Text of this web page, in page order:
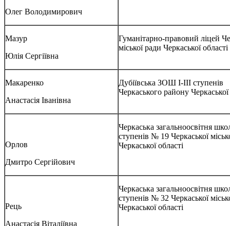
Олег Володимирович
Мазур
Юлія Сергіївна
Гуманітарно-правовий ліцей
міської ради Черкаської області
Макаренко
Анастасія Іванівна
Дубіївська ЗОШ І-ІІІ ступенів
Черкаського району Черкаської
Орлов
Дмитро Сергійович
Черкаська загальноосвітня
ступенів № 19 Черкаської
Черкаської області
Рець
Анастасія Віталіївна
Черкаська загальноосвітня
ступенів № 32 Черкаської
Черкаської області